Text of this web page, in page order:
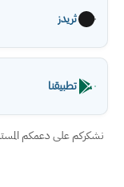
ثريدز
تطبيقنا
نشكركم على دعمكم